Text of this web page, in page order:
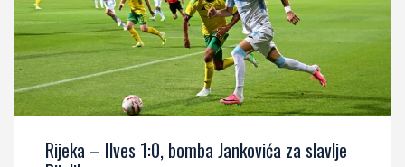
Rijeka – Ilves 1:0, bomba Jankovića za slavlje